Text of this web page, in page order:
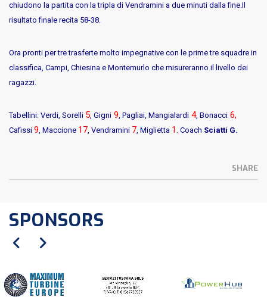
chiudono la partita con la tripla di Vendramini a due minuti dalla fine.Il
risultato finale recita 58-38.
Ora pronti per tre trasferte molto impegnative con le prime tre squadre in
classifica, Campi, Chiesina e Montemurlo che misureranno il livello dei
ragazzi.
Tabellini: Verdi, Sorelli 5, Gigni 9, Pagliai, Mangialardi 4, Bonacci 6,
Cafissi 9, Maccione 17, Vendramini 7, Miglietta 1 . Coach Sciatti G.
SHARE
SPONSORS